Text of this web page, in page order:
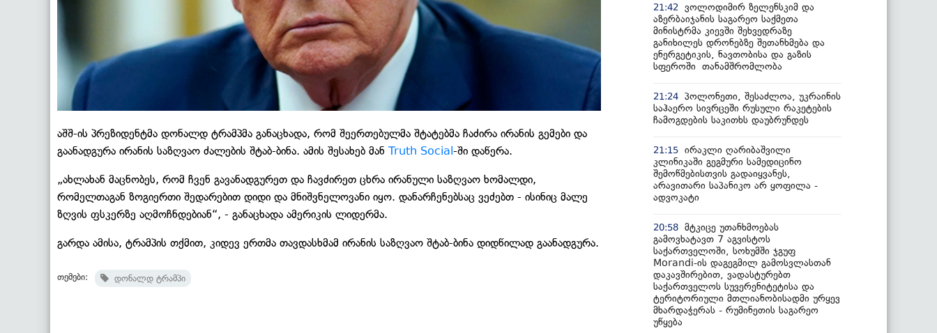
აშშ-ის პრეზიდენტმა დონალდ ტრამპმა განაცხადა, რომ შეერთებულმა შტატებმა ჩაძირა ირანის გემები და
გაანადგურა ირანის საზღვაო ძალების შტაბ-ბინა. ამის შესახებ მან Truth Social-ში დაწერა.
„ახლახან მაცნობეს, რომ ჩვენ გავანადგურეთ და ჩავძირეთ ცხრა ირანული საზღვაო ხომალდი,
რომელთაგან ზოგიერთი შედარებით დიდი და მნიშვნელოვანი იყო. დანარჩენებსაც ვეძებთ - ისინიც მალე
ზღვის ფსკერზე აღმოჩნდებიან“, - განაცხადა ამერიკის ლიდერმა.
გარდა ამისა, ტრამპის თქმით, კიდევ ერთმა თავდასხმამ ირანის საზღვაო შტაბ-ბინა დიდწილად გაანადგურა.
თემები: დონალდ ტრამპი
21:42
ვოლოდიმირ ზელენსკიმ და
აზერბაიჯანის საგარეო საქმეთა
მინისტრმა კიევში შეხვედრაზე
განიხილეს დრონებზე შეთანხმება და
ენერგეტიკის, ნავთობისა და გაზის
სფეროში თანამშრომლობა
21:24 პოლონეთი, შესაძლოა, უკრაინის
საჰაერო სივრცეში რუსული რაკეტების
ჩამოგდების საკითხს დაუბრუნდეს
21:15 ირაკლი ღარიბაშვილი
კლინიკაში გეგმური სამედიცინო
შემოწმებისთვის გადაიყვანეს,
არავითარი საპანიკო არ ყოფილა -
ადვოკატი
20:58 მტკიცე უთანხმოებას
გამოვხატავთ 7 აგვისტოს
საქართველოში, სოხუმში ჯგუფ
Morandi-ის დაგეგმილ გამოსვლასთან
დაკავშირებით, ვადასტურებთ
საქართველოს სუვერენიტეტისა და
ტერიტორიული მთლიანობისადმი ურყევ
მხარდაჭერას - რუმინეთის საგარეო
უწყება